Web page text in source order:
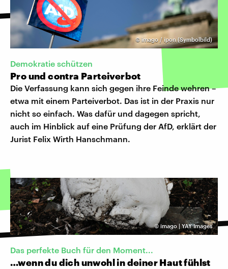
©imago / ipon (Symbolbild)
Demokratie schützen
Pro und contra Parteiverbot
Die Verfassung kann sich gegen ihre Feinde wehren –
etwa mit einem Parteiverbot. Das ist in der Praxis nur
nicht so einfach. Was dafür und dagegen spricht,
auch im Hinblick auf eine Prüfung der AfD, erklärt der
Jurist Felix Wirth Hanschmann.
© imago | YAY Images
Das perfekte Buch für den Moment...
…wenn du dich unwohl in deiner Haut fühlst